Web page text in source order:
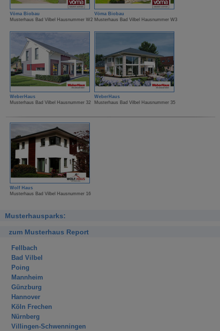
Vöma Biobau
Musterhaus Bad Vilbel Hausnummer W2
Vöma Biobau
Musterhaus Bad Vilbel Hausnummer W3
WeberHaus
Musterhaus Bad Vilbel Hausnummer 32
WeberHaus
Musterhaus Bad Vilbel Hausnummer 35
Wolf Haus
Musterhaus Bad Vilbel Hausnummer 16
Musterhausparks:
zum Musterhaus Report
Fellbach
Bad Vilbel
Poing
Mannheim
Günzburg
Hannover
Köln Frechen
Nürnberg
Villingen-Schwenningen